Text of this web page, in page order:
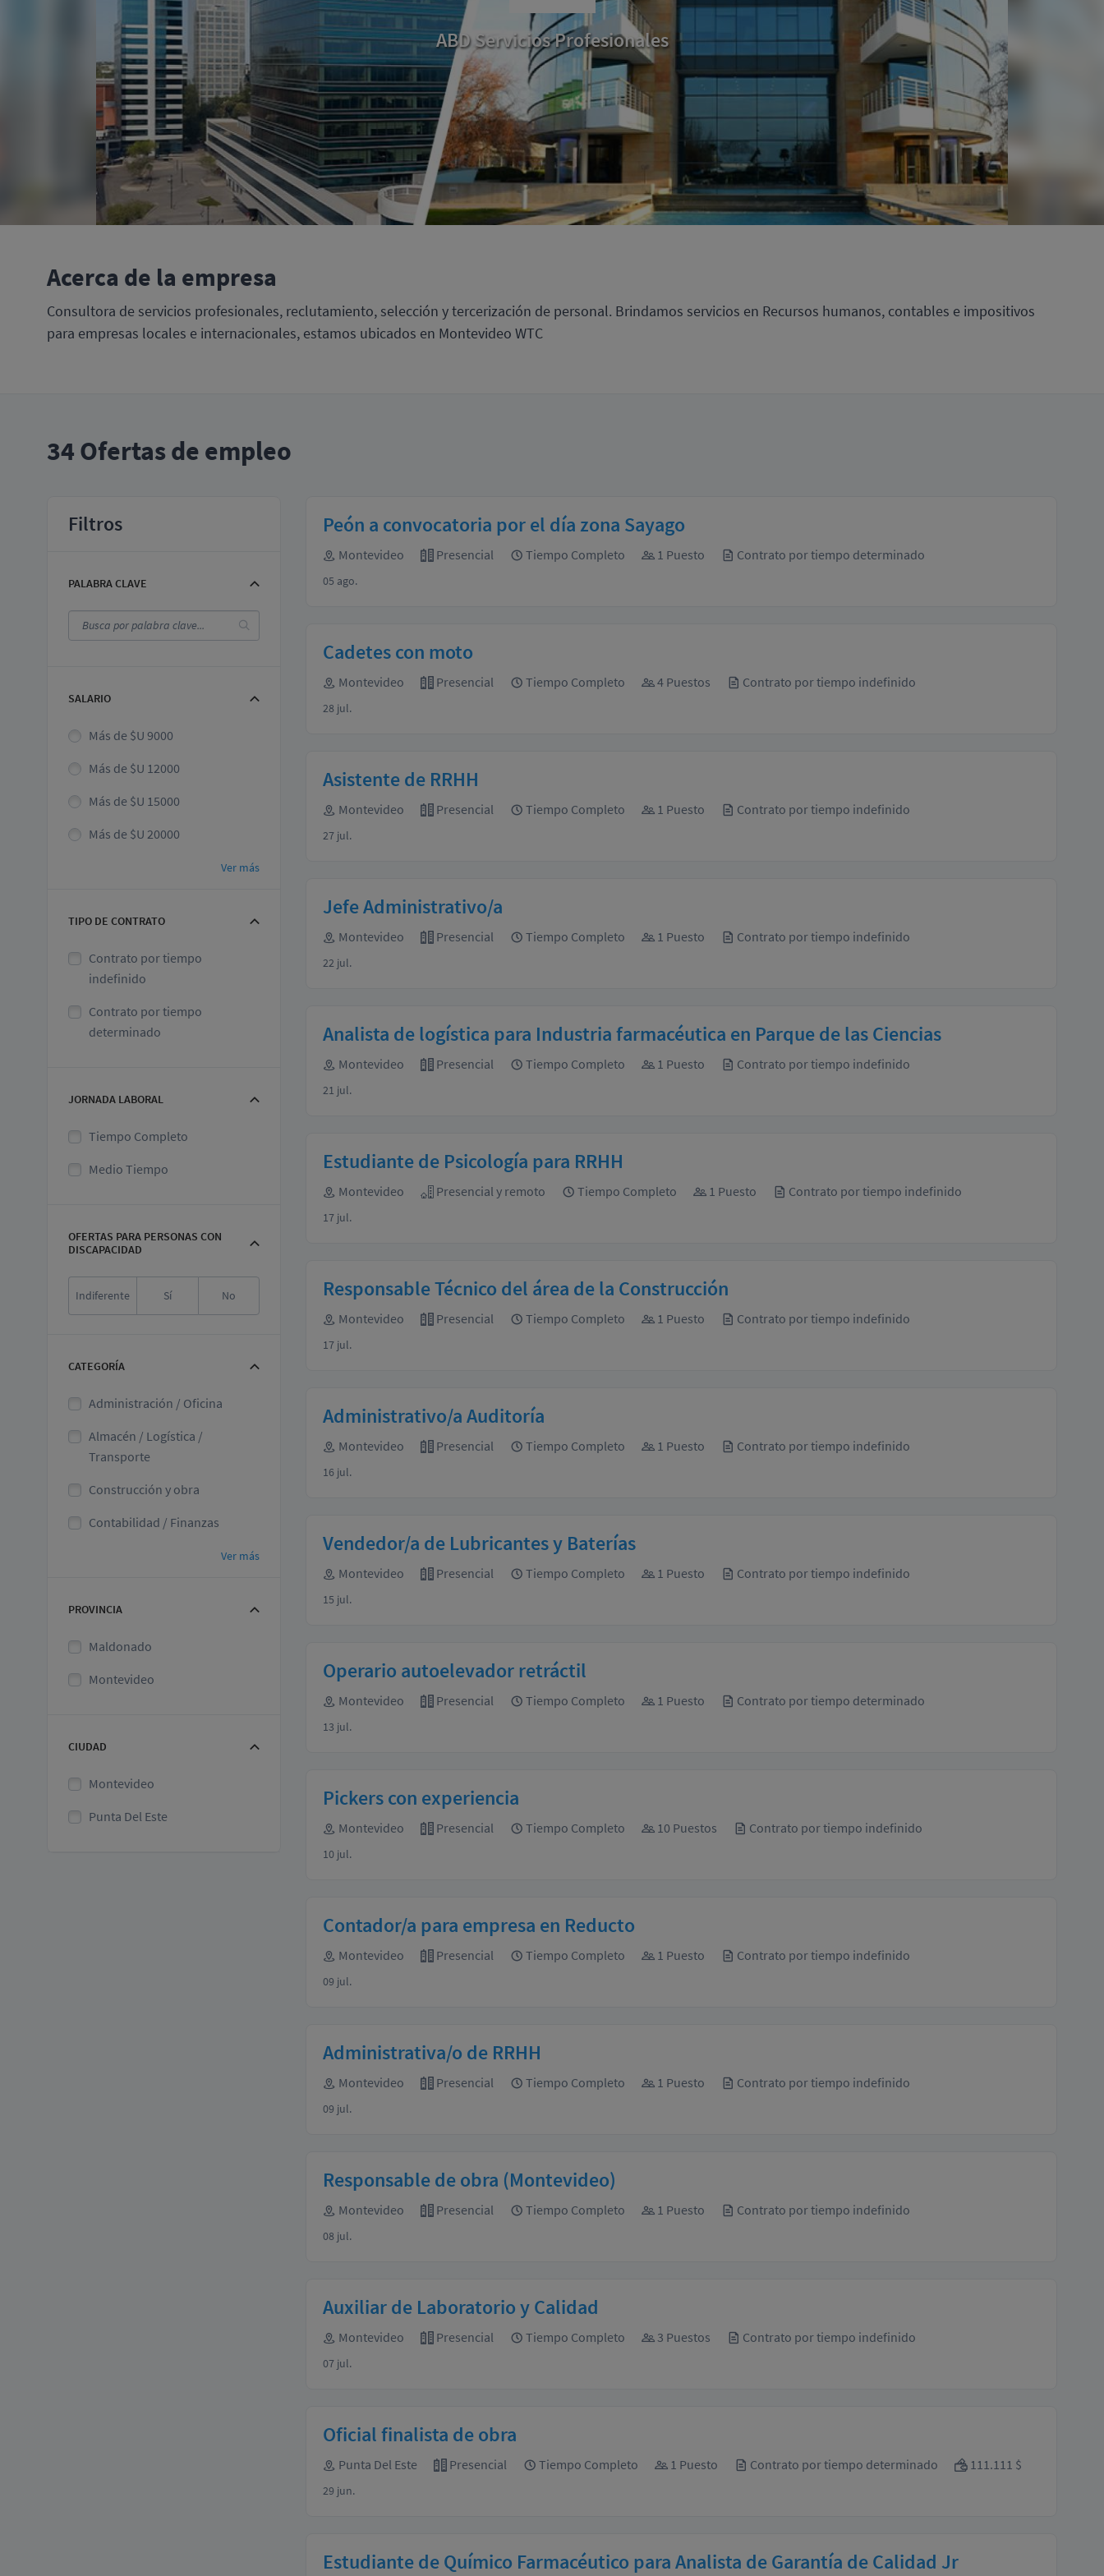
ABD Servicios Profesionales
Acerca de la empresa
Consultora de servicios profesionales, reclutamiento, selección y tercerización de personal. Brindamos servicios en Recursos humanos, contables e impositivos
para empresas locales e internacionales, estamos ubicados en Montevideo WTC
34 Ofertas de empleo
Filtros
PALABRA CLAVE
SALARIO
Más de $U 9000
Más de $U 12000
Más de $U 15000
Más de $U 20000
Ver más
TIPO DE CONTRATO
Contrato por tiempo
indefinido
Contrato por tiempo
determinado
JORNADA LABORAL
Tiempo Completo
Medio Tiempo
OFERTAS PARA PERSONAS CON
DISCAPACIDAD
Indiferente Sí No
CATEGORÍA
Administración / Oficina
Almacén / Logística /
Transporte
Construcción y obra
Contabilidad / Finanzas
Ver más
PROVINCIA
Maldonado
Montevideo
CIUDAD
Montevideo
Punta Del Este
Peón a convocatoria por el día zona Sayago
Montevideo Presencial Tiempo Completo 1 Puesto Contrato por tiempo determinado
05 ago.
Cadetes con moto
Montevideo Presencial Tiempo Completo 4 Puestos Contrato por tiempo indefinido
28 jul.
Asistente de RRHH
Montevideo Presencial Tiempo Completo 1 Puesto Contrato por tiempo indefinido
27 jul.
Jefe Administrativo/a
Montevideo Presencial Tiempo Completo 1 Puesto Contrato por tiempo indefinido
22 jul.
Analista de logística para Industria farmacéutica en Parque de las Ciencias
Montevideo Presencial Tiempo Completo 1 Puesto Contrato por tiempo indefinido
21 jul.
Estudiante de Psicología para RRHH
Montevideo Presencial y remoto Tiempo Completo 1 Puesto Contrato por tiempo indefinido
17 jul.
Responsable Técnico del área de la Construcción
Montevideo Presencial Tiempo Completo 1 Puesto Contrato por tiempo indefinido
17 jul.
Administrativo/a Auditoría
Montevideo Presencial Tiempo Completo 1 Puesto Contrato por tiempo indefinido
16 jul.
Vendedor/a de Lubricantes y Baterías
Montevideo Presencial Tiempo Completo 1 Puesto Contrato por tiempo indefinido
15 jul.
Operario autoelevador retráctil
Montevideo Presencial Tiempo Completo 1 Puesto Contrato por tiempo determinado
13 jul.
Pickers con experiencia
Montevideo Presencial Tiempo Completo 10 Puestos Contrato por tiempo indefinido
10 jul.
Contador/a para empresa en Reducto
Montevideo Presencial Tiempo Completo 1 Puesto Contrato por tiempo indefinido
09 jul.
Administrativa/o de RRHH
Montevideo Presencial Tiempo Completo 1 Puesto Contrato por tiempo indefinido
09 jul.
Responsable de obra (Montevideo)
Montevideo Presencial Tiempo Completo 1 Puesto Contrato por tiempo indefinido
08 jul.
Auxiliar de Laboratorio y Calidad
Montevideo Presencial Tiempo Completo 3 Puestos Contrato por tiempo indefinido
07 jul.
Oficial finalista de obra
Punta Del Este Presencial Tiempo Completo 1 Puesto Contrato por tiempo determinado 111.111 $
29 jun.
Estudiante de Químico Farmacéutico para Analista de Garantía de Calidad Jr